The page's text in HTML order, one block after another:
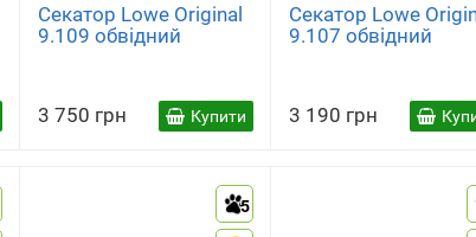
Секатор Lowe Original
9.109 обвідний
3 750 грн Купити
Секатор Lowe
9.107 обвідний
3 190 грн
5